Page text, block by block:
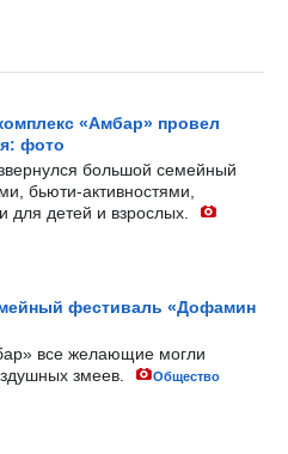
«Амбар» провел
фото
большой семейный
бьюти-активностями,
для детей и взрослых.
фестиваль «Дофамин
все желающие могли
змеев.
Общество